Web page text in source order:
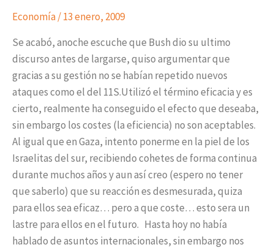
Economía/13 enero, 2009
Se acabó, anoche escuche que Bush dio su ultimo
discurso antes de largarse, quiso argumentar que
gracias a su gestión no se habían repetido nuevos
ataques como el del 11S.Utilizó el término eficacia y es
cierto, realmente ha conseguido el efecto que deseaba,
sin embargo los costes (la eficiencia) no son aceptables.
Al igual que en Gaza, intento ponerme en la piel de los
Israelitas del sur, recibiendo cohetes de forma continua
durante muchos años y aun así creo (espero no tener
que saberlo) que su reacción es desmesurada, quiza
para ellos sea eficaz… pero a que coste… esto sera un
lastre para ellos en el futuro. Hasta hoy no había
hablado de asuntos internacionales, sin embargo nos